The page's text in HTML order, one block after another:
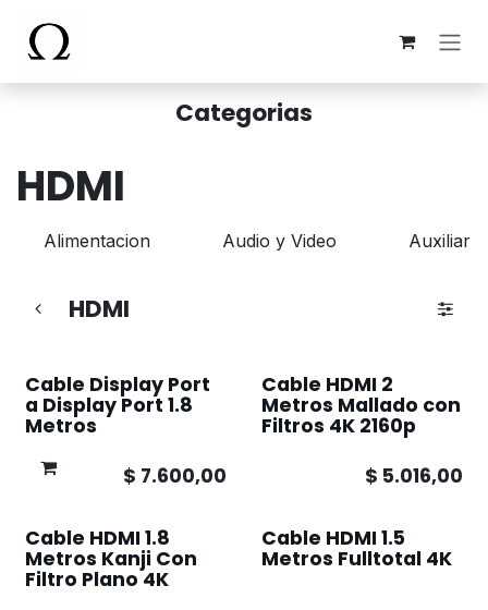
Categorias
HDMI
Alimentacion Audio y Video Auxiliar
HDMI
Cable Display Port
a Display Port 1.8
Metros
$ 7.600,00
Cable HDMI 2
Metros Mallado con
Filtros 4K 2160p
$ 5.016,00
Cable HDMI 1.8
Metros Kanji Con
Filtro Plano 4K
Cable HDMI 1.5
Metros Fulltotal 4K